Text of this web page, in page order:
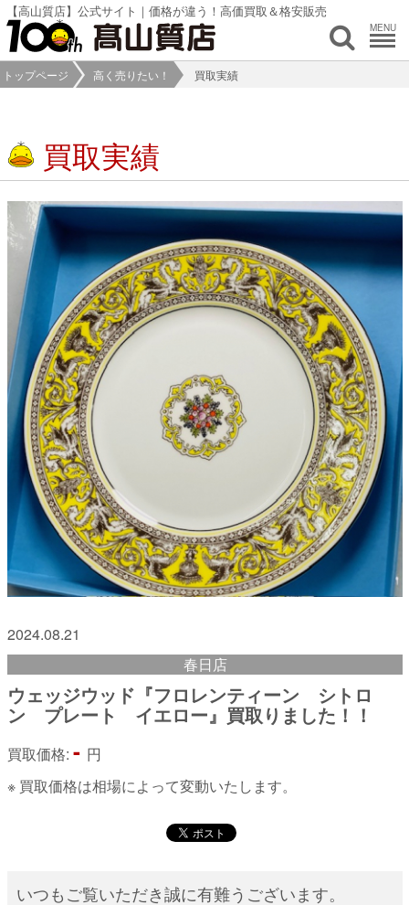
【高山質店】公式サイト｜価格が違う！高価買取＆格安販売
MENU
トップページ 高く売りたい！ 買取実績
買取実績
2024.08.21
春日店
ウェッジウッド『フロレンティーン シトロ
ン プレート イエロー』買取りました！！
買取価格: - 円
※ 買取価格は相場によって変動いたします。
いつもご覧いただき誠に有難うございます。